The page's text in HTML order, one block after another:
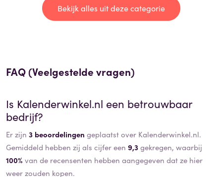
Bekijk alles uit deze categorie
FAQ (Veelgestelde vragen)
Is Kalenderwinkel.nl een betrouwbaar
bedrijf?
Er zijn 3 beoordelingen geplaatst over Kalenderwinkel.nl.
Gemiddeld hebben zij als cijfer een 9,3gekregen, waarbij
100% van de recensenten hebben aangegeven dat ze hier
weer zouden kopen.